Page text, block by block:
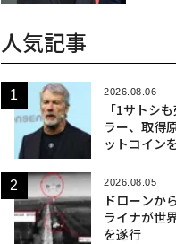
人気記事
2026.08.06
「1サトシ
ラー、取得
ットコイン
2026.08.05
ドローンか
ライナが世
を遂行